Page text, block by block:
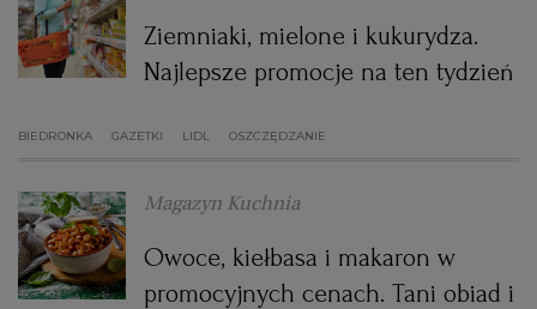
Ziemniaki, mielone i kukurydza.
Najlepsze promocje na ten tydzień
BIEDRONKA GAZETKI LIDL OSZCZĘDZANIE
Magazyn Kuchnia
Owoce, kiełbasa i makaron w
promocyjnych cenach. Tani obiad i